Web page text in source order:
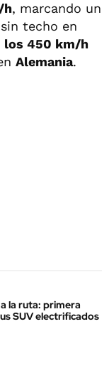
h, marcando un
techo en
los 450 km/h
Alemania.
la ruta: primera
SUV electrificados